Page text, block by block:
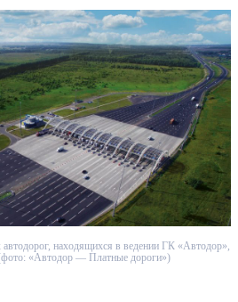
находящихся в ведении ГК «Автодор»,
«Автодор — Платные дороги»)